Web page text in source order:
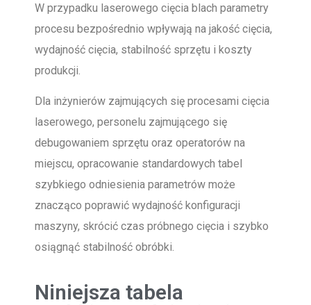
W przypadku laserowego cięcia blach parametry
procesu bezpośrednio wpływają na jakość cięcia,
wydajność cięcia, stabilność sprzętu i koszty
produkcji.
Dla inżynierów zajmujących się procesami cięcia
laserowego, personelu zajmującego się
debugowaniem sprzętu oraz operatorów na
miejscu, opracowanie standardowych tabel
szybkiego odniesienia parametrów może
znacząco poprawić wydajność konfiguracji
maszyny, skrócić czas próbnego cięcia i szybko
osiągnąć stabilność obróbki.
Niniejsza tabela